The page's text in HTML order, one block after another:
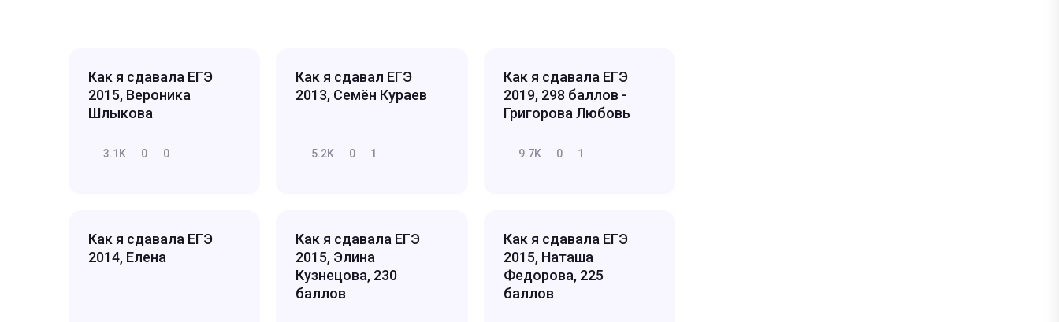
Как я сдавала ЕГЭ
2015, Вероника
Шлыкова
3.1K 0 0
Как я сдавал ЕГЭ
2013, Семён Кураев
5.2K 0 1
Как я сдавала ЕГЭ
2019, 298 баллов -
Григорова Любовь
9.7K 0 1
Как я сдавала ЕГЭ
2014, Елена
Как я сдавала ЕГЭ
2015, Элина
Кузнецова, 230
баллов
Как я сдавала ЕГЭ
2015, Наташа
Федорова, 225
баллов